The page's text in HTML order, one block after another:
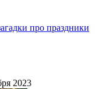
про праздники
2023